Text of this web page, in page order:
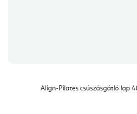
Align-Pilates csúszásgátló lap